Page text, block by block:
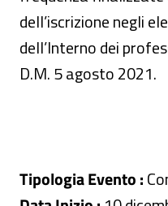
dell’iscrizione negli
dell’Interno dei
D.M. 5 agosto 2021.
Tipologia Evento :